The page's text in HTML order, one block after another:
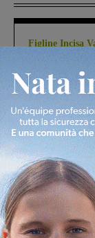
Figline Incisa
Piscina di
Pnrr, il
Cronaca 4
Un anno fa
Gianni,
processo,
Cronaca 3
Scomparso
Fiorentino
Levane nel